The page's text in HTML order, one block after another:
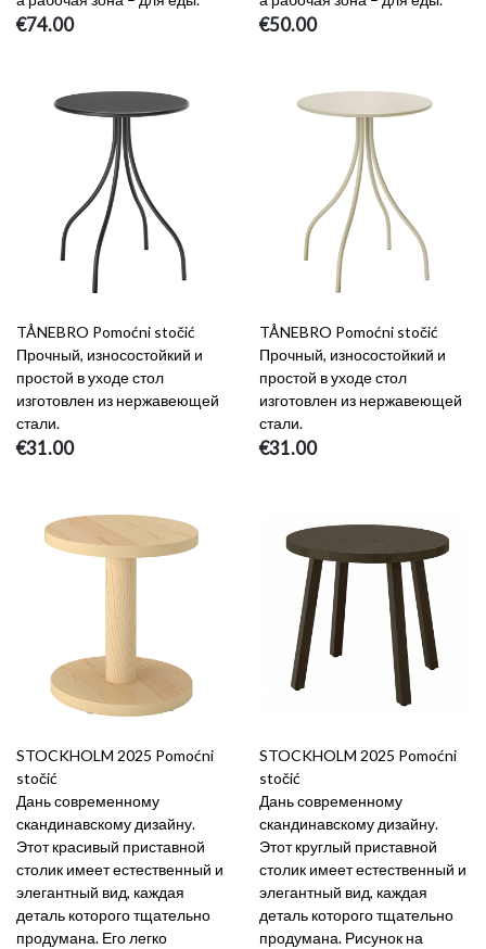
€74.00 €50.00
TÅNEBRO Pomoćni stočić
Прочный, износостойкий и
простой в уходе стол
изготовлен из нержавеющей
стали.
€31.00
TÅNEBRO Pomoćni stočić
Прочный, износостойкий и
простой в уходе стол
изготовлен из нержавеющей
стали.
€31.00
STOCKHOLM 2025 Pomoćni
stočić
Дань современному
скандинавскому дизайну.
Этот красивый приставной
столик имеет естественный и
элегантный вид, каждая
деталь которого тщательно
продумана. Его легко
STOCKHOLM 2025 Pomoćni
stočić
Дань современному
скандинавскому дизайну.
Этот круглый приставной
столик имеет естественный и
элегантный вид, каждая
деталь которого тщательно
продумана. Рисунок на